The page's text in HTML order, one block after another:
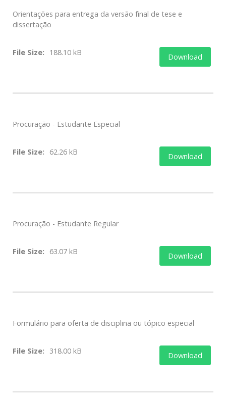
Orientações para entrega da versão final de tese e
dissertação
File Size: 188.10 kB Download
Procuração - Estudante Especial
File Size: 62.26 kB Download
Procuração - Estudante Regular
File Size: 63.07 kB Download
Formulário para oferta de disciplina ou tópico especial
File Size: 318.00 kB Download